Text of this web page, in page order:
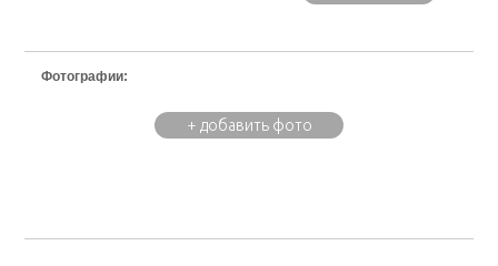
Фотографии:
+ добавить фото